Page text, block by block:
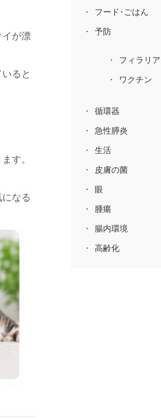
が漂
ると
す。
なる
フード･ごはん
予防
フィラリア
ワクチン
循環器
急性膵炎
生活
皮膚の菌
眼
腫瘍
腸内環境
高齢化